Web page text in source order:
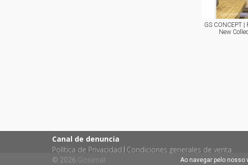
GS CONCEPT
New
Canal de denuncia
Política de Privacidad Condiciones generales de venta
© 2026 Gosimat Ao navegar pelo